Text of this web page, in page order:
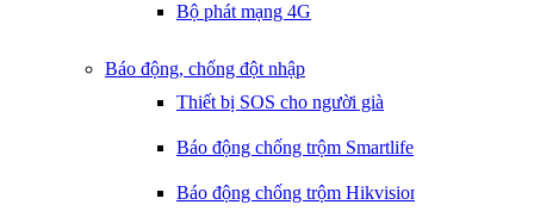
Bộ phát mạng 4G
Báo động, chống đột nhập
Thiết bị SOS cho người già
Báo động chống trộm Smartlife
Báo động chống trộm Hikvision